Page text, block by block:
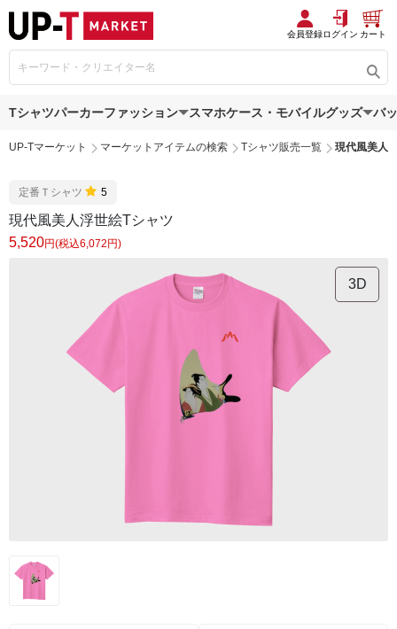
会員登録ログイン カート
Tシャツパーカーファッション スマホケース・モバイルグッズ バ
UP-Tマーケット マーケットアイテムの検索 Tシャツ販売一覧 現代風美人
定番Ｔシャツ 5
現代風美人浮世絵Tシャツ
5,520円(税込6,072円)
3D